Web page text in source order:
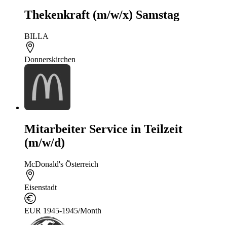
Thekenkraft (m/w/x) Samstag
BILLA
Donnerskirchen
Mitarbeiter Service in Teilzeit
(m/w/d)
McDonald's Österreich
Eisenstadt
EUR 1945-1945/Month